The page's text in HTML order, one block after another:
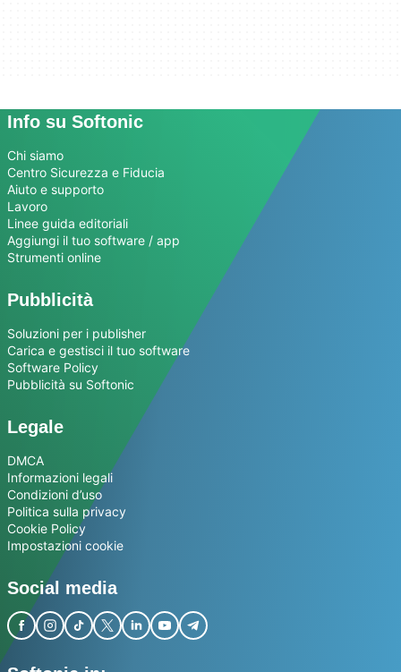
Info su Softonic
Chi siamo
Centro Sicurezza e Fiducia
Aiuto e supporto
Lavoro
Linee guida editoriali
Aggiungi il tuo software / app
Strumenti online
Pubblicità
Soluzioni per i publisher
Carica e gestisci il tuo software
Software Policy
Pubblicità su Softonic
Legale
DMCA
Informazioni legali
Condizioni d’uso
Politica sulla privacy
Cookie Policy
Impostazioni cookie
Social media